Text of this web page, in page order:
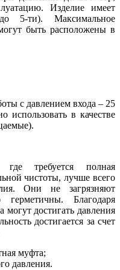
Изделие имеет
5-ти). Максимальное
быть расположены в
с давлением входа – 25
в качестве
где требуется полная
чистоты, лучше всего
Они не загрязняют
Благодаря
могут достигать давления
достигается за счет
муфта;
давления.